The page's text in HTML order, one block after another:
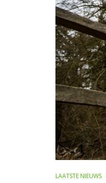
LAATSTE NIEUWS